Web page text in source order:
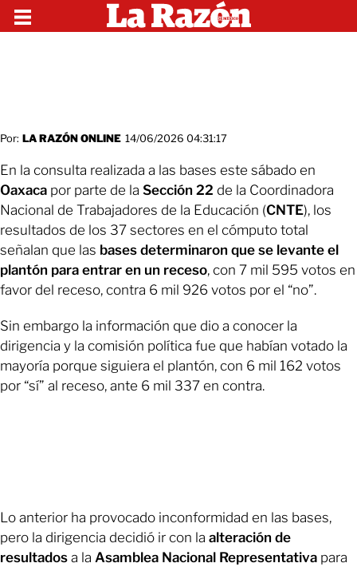
Por: LA RAZÓN ONLINE 14/06/2026 04:31:17
En la consulta realizada a las bases este sábado en
Oaxaca por parte de la Sección 22 de la Coordinadora
Nacional de Trabajadores de la Educación (CNTE), los
resultados de los 37 sectores en el cómputo total
señalan que las bases determinaron que se levante el
plantón para entrar en un receso, con 7 mil 595 votos en
favor del receso, contra 6 mil 926 votos por el “no”.
Sin embargo la información que dio a conocer la
dirigencia y la comisión política fue que habían votado la
mayoría porque siguiera el plantón, con 6 mil 162 votos
por “sí” al receso, ante 6 mil 337 en contra.
Lo anterior ha provocado inconformidad en las bases,
pero la dirigencia decidió ir con la alteración de
resultados a la Asamblea Nacional Representativa para